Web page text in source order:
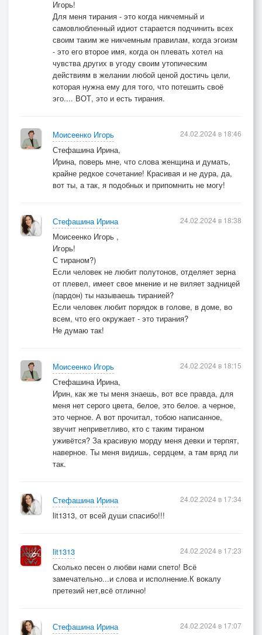
Игорь!
Для меня тирания - это когда никчемный и
самовлюбленный идиот старается подчинить всех
своим таким же никчемным правилам, когда эгоизм
- это его второе имя, когда он плевать хотел на
чувства других в угоду своим утопическим
действиям в желании любой ценой достичь цели,
которая нужна ему для того, что потешить своё
эго.... ВОТ, это и есть тирания.
Моисеенко Игорь
Стефашина Ирина,
Ирина, поверь мне, что слова женщина и думать,
крайне редкое сочетание! Красивая и не дура, да,
вот ты, а так, я подобных и припомнить не могу!
24.02.2024 в 18:46
Стефашина Ирина
Моисеенко Игорь ,
Игорь!
С тираном?)
Если человек не любит полутонов, отделяет зерна
от плевел, имеет свое мнение и не виляет задницей
(пардон) ты называешь тиранией?
Если человек любит порядок в голове, в доме, во
всем, что его окружает - это тирания?
Не думаю так!
24.02.2024 в 18:38
Моисеенко Игорь
Стефашина Ирина,
Ирин, как же ты меня знаешь, вот все правда, для
меня нет серого цвета, белое, это белое. а черное,
это черное. А вот прочитал, тобою написанное,
звучит неприветливо, кто с таким тираном
уживётся? За красивую морду меня девки и терпят,
наверное. Ты меня видишь, сердцем, а там вряд ли
так.
24.02.2024 в 18:15
Стефашина Ирина
lit1313, от всей души спасибо!!!
24.02.2024 в 17:34
lit1313
Сколько песен о любви нами спето! Всё
замечательно...и слова и исполнение.К вокалу
претезий нет,всё отлично!
24.02.2024 в 17:23
Стефашина Ирина
24.02.2024 в 17:07